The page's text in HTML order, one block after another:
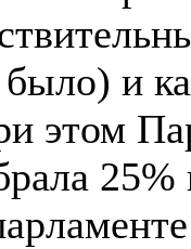
и
этом
25%